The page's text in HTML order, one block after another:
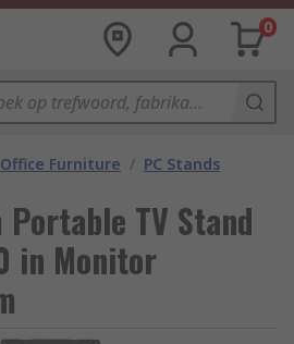
0
Office Furniture / PC Stands
Portable TV Stand
in Monitor